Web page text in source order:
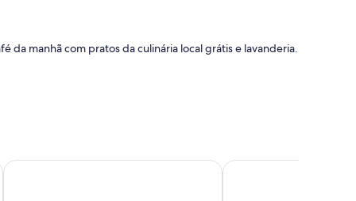
da manhã com pratos da culinária local grátis e lavanderia.
GHL Hotel Lago Titicaca Sonesta Posadas del